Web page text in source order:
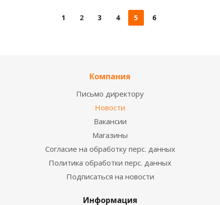
1 2 3 4 5 6
Компания
Письмо директору
Новости
Вакансии
Магазины
Согласие на обработку перс. данных
Политика обработки перс. данных
Подписаться на новости
Информация